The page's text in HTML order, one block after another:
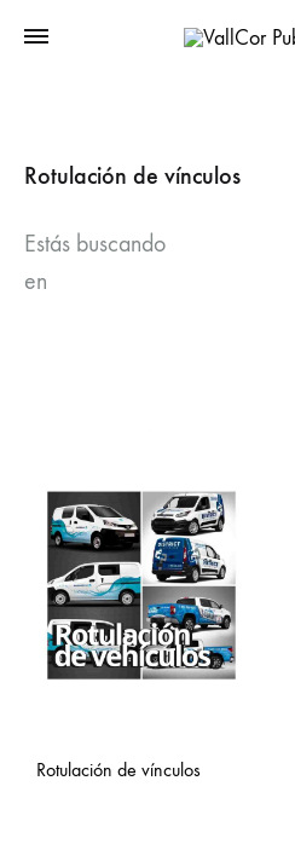
Rotulación de vínculos
Estás buscando
en
Rotulación de vínculos